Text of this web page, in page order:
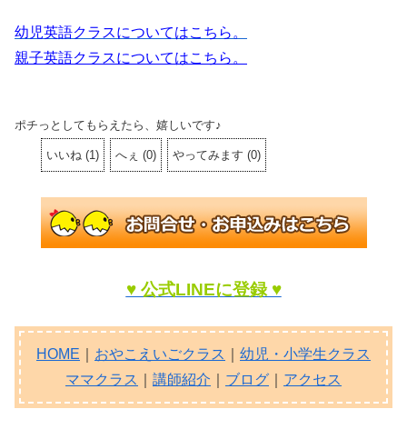
幼児英語クラスについてはこちら。
親子英語クラスについてはこちら。
ポチっとしてもらえたら、嬉しいです♪
いいね (1) へぇ (0) やってみます (0)
♥ 公式LINEに登録 ♥
HOME おやこえいごクラス
幼児・小学生クラス
ママクラス
講師紹介 ブログ アクセス